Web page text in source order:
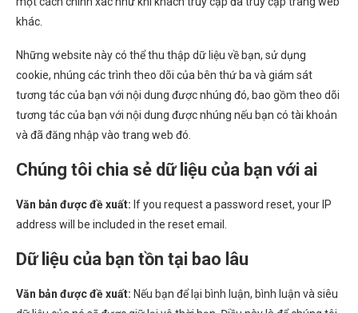
khác.
Những website này có thể thu thập dữ liệu về bạn, sử dụng
cookie, nhúng các trình theo dõi của bên thứ ba và giám sát
tương tác của bạn với nội dung được nhúng đó, bao gồm theo dõi
tương tác của bạn với nội dung được nhúng nếu bạn có tài khoản
và đã đăng nhập vào trang web đó.
Chúng tôi chia sẻ dữ liệu của bạn với ai
Văn bản được đề xuất: If you request a password reset, your IP
address will be included in the reset email.
Dữ liệu của bạn tồn tại bao lâu
Văn bản được đề xuất: Nếu bạn để lại bình luận, bình luận và siêu